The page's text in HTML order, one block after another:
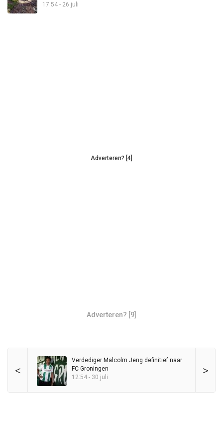
17:54 - 26 juli
Adverteren? [4]
Adverteren? [9]
< >
Verdediger Malcolm Jeng definitief naar
FC Groningen
12:54 - 30 juli